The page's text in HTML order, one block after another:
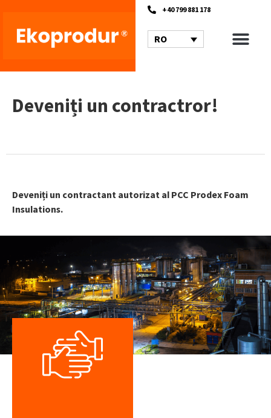
+40 799 881 178
RO
Deveniți un contractror!
Deveniți un contractant autorizat al PCC Prodex Foam
Insulations.